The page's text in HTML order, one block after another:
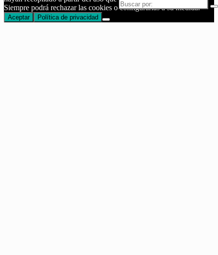
Buscar
por:
Siempre podrá rechazar las cookies o configurarlas a su medida.
Aceptar Política de privacidad